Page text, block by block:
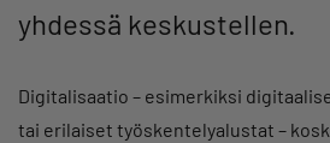
yhdessä keskustellen.
Digitalisaatio – esimerkiksi
tai erilaiset työskentelyalustat –